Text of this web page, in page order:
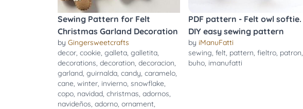
Sewing Pattern for Felt
Christmas Garland Decoration
by Gingersweetcrafts
decor, cookie, galleta, galletita,
decorations, decoration, decoracion,
garland, guirnalda, candy, caramelo,
cane, winter, invierno, snowflake,
copo, navidad, christmas, adornos,
navideños, adorno, ornament,
PDF pattern - Felt owl softie.
DIY easy sewing pattern
by iManuFatti
sewing,felt, pattern,fieltro, patron,
buho, imanufatti